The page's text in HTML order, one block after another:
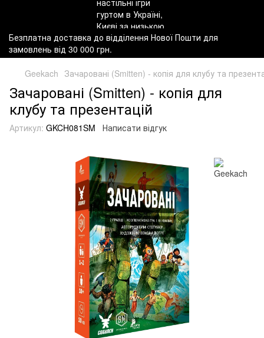
Безплатна доставка до відділення Нової Пошти для
замовлень від 30 000 грн.
Geekach Зачаровані (Smitten) - копія для клубу та
Зачаровані (Smitten) - копія для
клубу та презентацій
Артикул: GKCH081SM Написати відгук